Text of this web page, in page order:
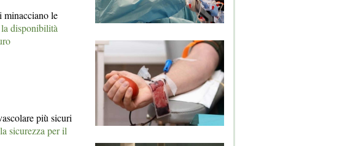
minacciano le
disponibilità
più sicuri
sicurezza per il